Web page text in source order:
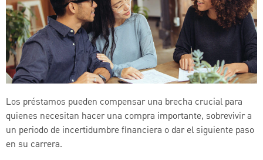
Los préstamos pueden compensar una brecha crucial para
quienes necesitan hacer una compra importante, sobrevivir a
un periodo de incertidumbre financiera o dar el siguiente paso
en su carrera.